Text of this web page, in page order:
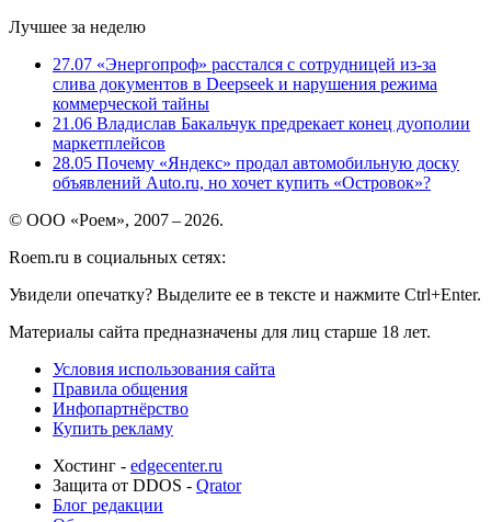
Лучшее за неделю
27.07 «Энергопроф» расстался с сотрудницей из-за
слива документов в Deepseek и нарушения режима
коммерческой тайны
21.06 Владислав Бакальчук предрекает конец дуополии
маркетплейсов
28.05 Почему «Яндекс» продал автомобильную доску
объявлений Auto.ru, но хочет купить «Островок»?
© ООО «Роем», 2007 – 2026.
Roem.ru в социальных сетях:
Увидели опечатку? Выделите ее в тексте и нажмите Ctrl+Enter.
Материалы сайта предназначены для лиц старше 18 лет.
Условия использования сайта
Правила общения
Инфопартнёрство
Купить рекламу
Хостинг - edgecenter.ru
Защита от DDOS - Qrator
Блог редакции